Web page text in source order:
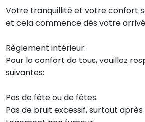
Votre tranquillité et votre confort
et cela commence dès votre
Règlement intérieur:
Pour le confort de tous, veuillez
suivantes:
Pas de fête ou de fêtes.
Pas de bruit excessif, surtout après